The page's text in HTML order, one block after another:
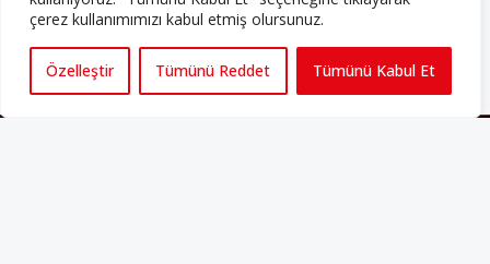
çerez kullanımımızı kabul etmiş olursunuz.
Özelleştir Tümünü Reddet Tümünü Kabul Et
Abonelik